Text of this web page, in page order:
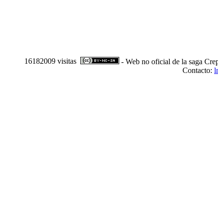
16182009 visitas
- Web no oficial de la saga
Contacto: